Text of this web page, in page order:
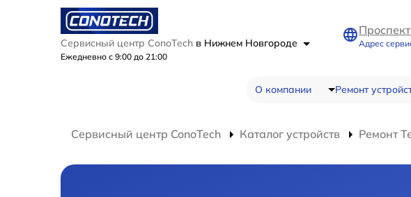
Сервисный центр ConoTech в Нижнем Новгороде
Ежедневно с 9:00 до 21:00
Адрес
О компании Ремонт
Сервисный центр ConoTech Каталог устройств Ремонт